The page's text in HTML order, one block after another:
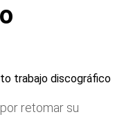
retomar su